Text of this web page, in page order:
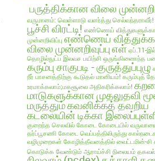
பருத்திக்கான விலை
வருமானம்: வெள்ளாடு வளர்த்து செல்வந்தராவீர்!
பூச்சி விரட்டி! எண்ணெய்
முன்னறிவிப்பு எண்ணெய்
விலை முன்னறிவுப்புஎள் ஏப்.11-
தொழில்நுட்ப இலவச பயிற்சி ஒருங்கிணைந்த
கரும்பு சாகுபடி - குருத்துப்புழு
நீர் பாசனத்திற்கு கூடுதல் மானியம்! கரும்புத்
உரமாக்கலாம்;மகசூலை அதிகரிக்கலாம்!
மாடுகளுக்கான முதலுதவி
மருத்தும்கவனிக்கத் தவறிய
கடலையின் டிக்கா
குறைந்த செலவில் கோடை கோடையில்
தர்ப்பூசணி கோடை வெப்பத்திலிருந்து
வழிமுறைகள் கோழித்தீவனத்தில் வைட்டமின்-சி
கொடுக்க வேண்டும் ஆராய்ச்சி நிலையம் தகவல்